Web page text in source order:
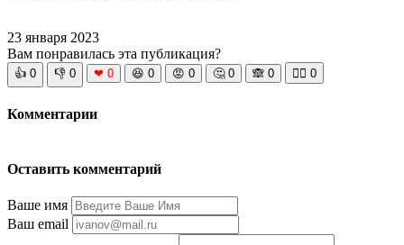
23 января 2023
Вам понравилась эта публикация?
👍 0 👎 0 ❤ 0 😆 0 😡 0 🤔 0 🙈 0 🧘‍♀️ 0
Комментарии
Оставить комментарий
Ваше имя
Ваш email